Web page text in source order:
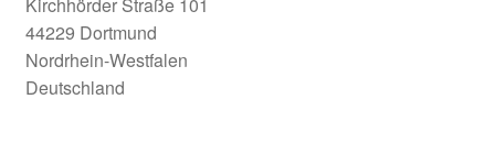
Buchhandel
44229 Dortmund
Nordrhein-Westfalen
Deutschland